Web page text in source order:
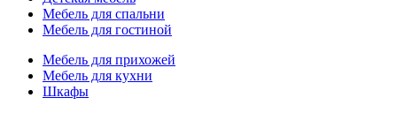
Мебель для спальни
Мебель для гостиной
Мебель для прихожей
Мебель для кухни
Шкафы